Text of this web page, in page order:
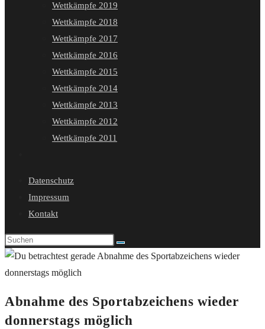
Wettkämpfe 2019
Wettkämpfe 2018
Wettkämpfe 2017
Wettkämpfe 2016
Wettkämpfe 2015
Wettkämpfe 2014
Wettkämpfe 2013
Wettkämpfe 2012
Wettkämpfe 2011
umschalten
Datenschutz
Impressum
Kontakt
Abnahme des Sportabzeichens wieder
donnerstags möglich